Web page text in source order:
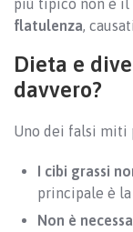
più tipico non è il
flatulenza,
Dieta e
davvero?
Uno dei falsi miti
I cibi grassi
principale è la
Non è